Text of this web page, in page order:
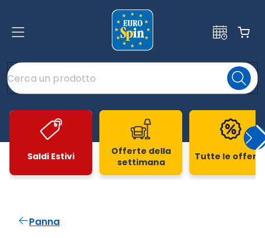
Saldi Estivi
Offerte della
settimana
Tutte le
Panna